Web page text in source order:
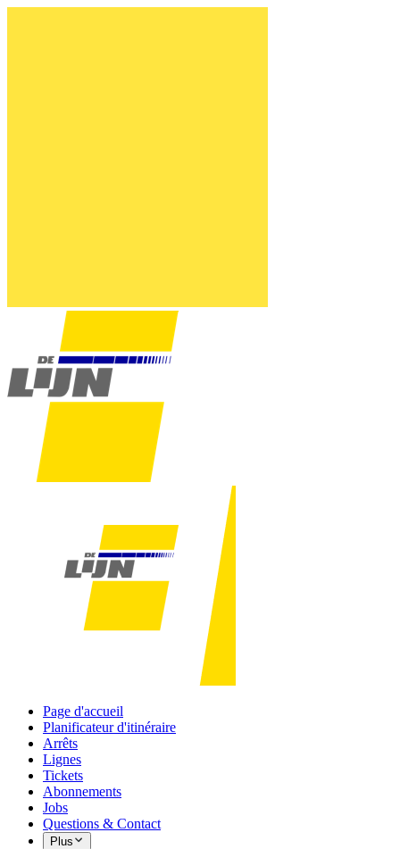
Page d'accueil
Planificateur d'itinéraire
Arrêts
Lignes
Tickets
Abonnements
Jobs
Questions & Contact
Plus